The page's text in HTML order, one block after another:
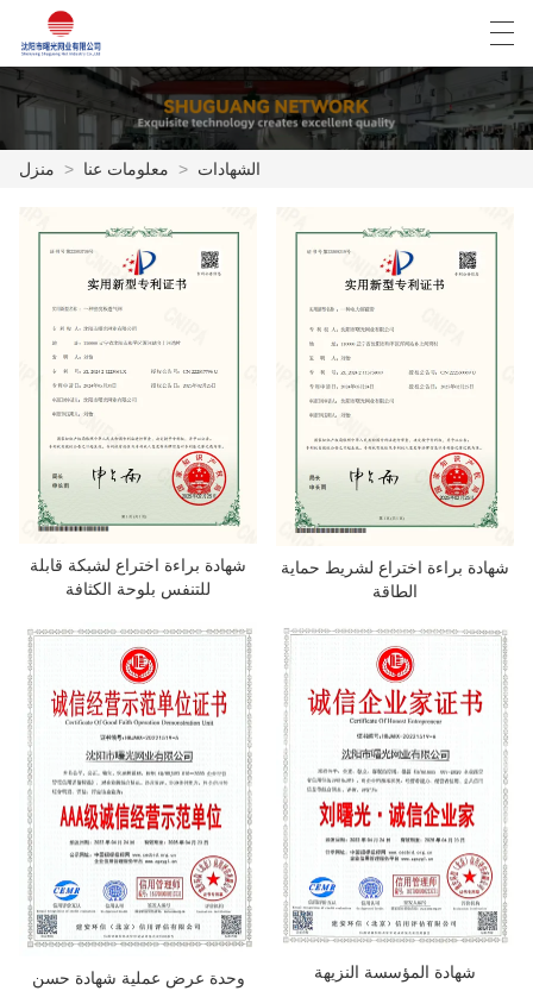
مصنع العرض
الاتصال بنا
العربية Deutsch English Español
منزل > معلومات عنا > الشهادات
شهادة براءة اختراع لشبكة قابلة
للتنفس بلوحة الكثافة
شهادة براءة اختراع لشريط حماية
الطاقة
وحدة عرض عملية شهادة حسن
شهادة المؤسسة النزيهة